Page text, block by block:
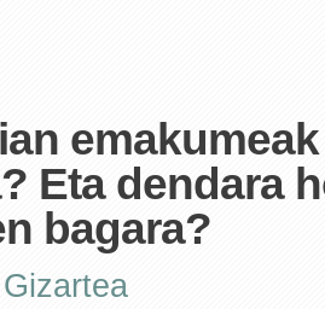
Eta dendara
bagara?
Gizartea